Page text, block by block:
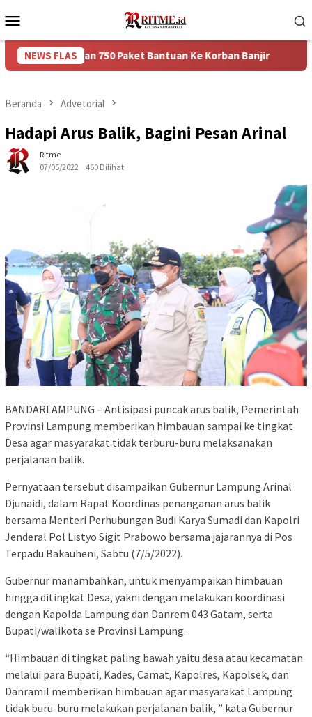
ke
Mobile
NEWS FLAS
750 Paket Bantuan Ke Korban Banjir Puncak
Beranda Advetorial
Hadapi Arus Balik, Bagini Pesan Arinal
Ritme
07/05/2022
460 Dilihat
BANDARLAMPUNG – Antisipasi puncak arus balik, Pemerintah
Provinsi Lampung memberikan himbauan sampai ke tingkat
Desa agar masyarakat tidak terburu-buru melaksanakan
perjalanan balik.
Pernyataan tersebut disampaikan Gubernur Lampung Arinal
Djunaidi, dalam Rapat Koordinas penanganan arus balik
bersama Menteri Perhubungan Budi Karya Sumadi dan Kapolri
Jenderal Pol Listyo Sigit Prabowo bersama jajarannya di Pos
Terpadu Bakauheni, Sabtu (7/5/2022).
Gubernur manambahkan, untuk menyampaikan himbauan
hingga ditingkat Desa, yakni dengan melakukan koordinasi
dengan Kapolda Lampung dan Danrem 043 Gatam, serta
Bupati/walikota se Provinsi Lampung.
“Himbauan di tingkat paling bawah yaitu desa atau kecamatan
melalui para Bupati, Kades, Camat, Kapolres, Kapolsek, dan
Danramil memberikan himbauan agar masyarakat Lampung
tidak buru-buru melakukan perjalanan balik, ” kata Gubernur